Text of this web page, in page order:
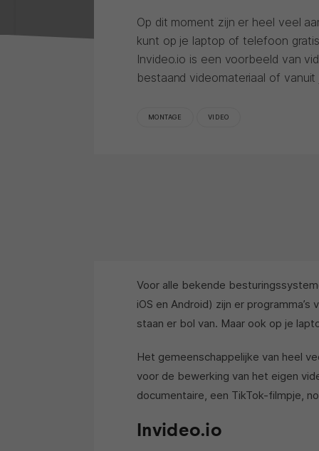
Op dit moment zijn er heel veel
kunt op je laptop of telefoon
Invideo.io is een voorbeeld van
bestaand videomateriaal of
MONTAGE VIDEO
Voor alle bekende
iOS en Android) zijn er
staan er bol van. Maar ook op je
Het gemeenschappelijke van heel
voor de bewerking van het eigen
documentaire, een TikTok-filmpje,
Invideo.io